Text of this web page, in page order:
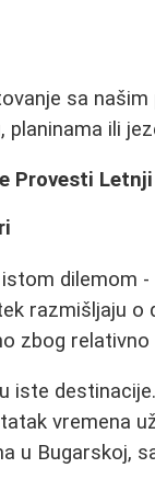
sa
planinama ili
Provesti
dilemom
razmišljaju o
zbog
iste
vremena
u Bugarskoj,